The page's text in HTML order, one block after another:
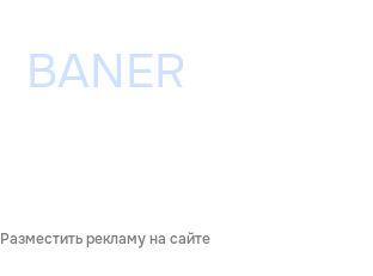
Разместить рекламу на сайте